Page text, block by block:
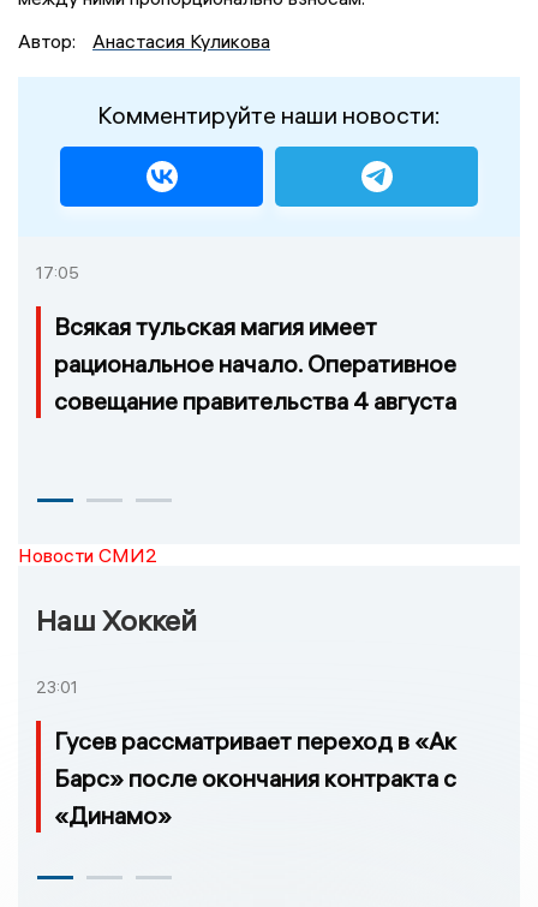
Автор:
Анастасия Куликова
Комментируйте наши новости:
17:05
Всякая тульская магия имеет
рациональное начало. Оперативное
совещание правительства 4 августа
Новости СМИ2
Наш Хоккей
23:01
Гусев рассматривает переход в «Ак
Барс» после окончания контракта с
«Динамо»